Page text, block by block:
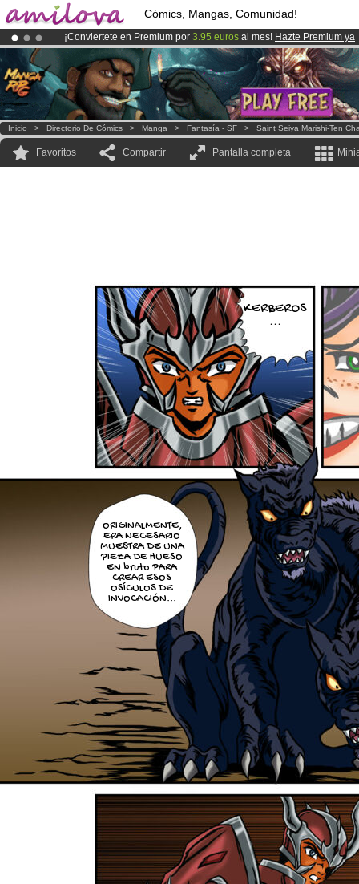
Cómics, Mangas, Comunidad!
¡Conviertete en Premium por 3.95 euros al mes! Hazte Premium ya
¡Ya tenemos 100000miembrosy 1000Cómics y Mangas!.
El Kickstarter Amilova está desormado lanzado!.
Inicio > Directorio De Cómics > Manga > Fantasía - SF > Saint Seiya Marishi-Ten
Favoritos Compartir Pantalla completa
KERBEROS
...
ORIGINALMENTE,
ERA NECESARIO
MUESTRA DE UNA
PIEZA DE HUESO
EN bruto PARA
CREAR ESOS
OSÍCULOS DE
INVOCACIÓN...